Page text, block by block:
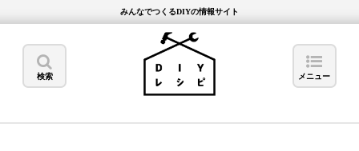
みんなでつくるDIYの情報サイト
検索 メニュー